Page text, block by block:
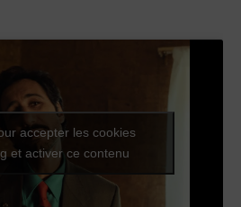
accepter les cookies
et activer ce contenu